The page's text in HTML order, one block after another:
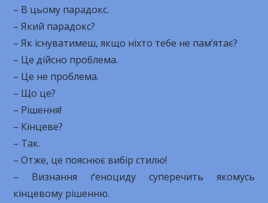
– В цьому парадокс.
– Який парадокс?
– Як існуватимеш, якщо ніхто тебе не пам’ятає?
– Це дійсно проблема.
– Це не проблема.
– Що це?
– Рішення!
– Кінцеве?
– Так.
– Отже, це пояснює вибір стилю!
– Визнання ґеноциду суперечить якомусь
кінцевому рішенню.